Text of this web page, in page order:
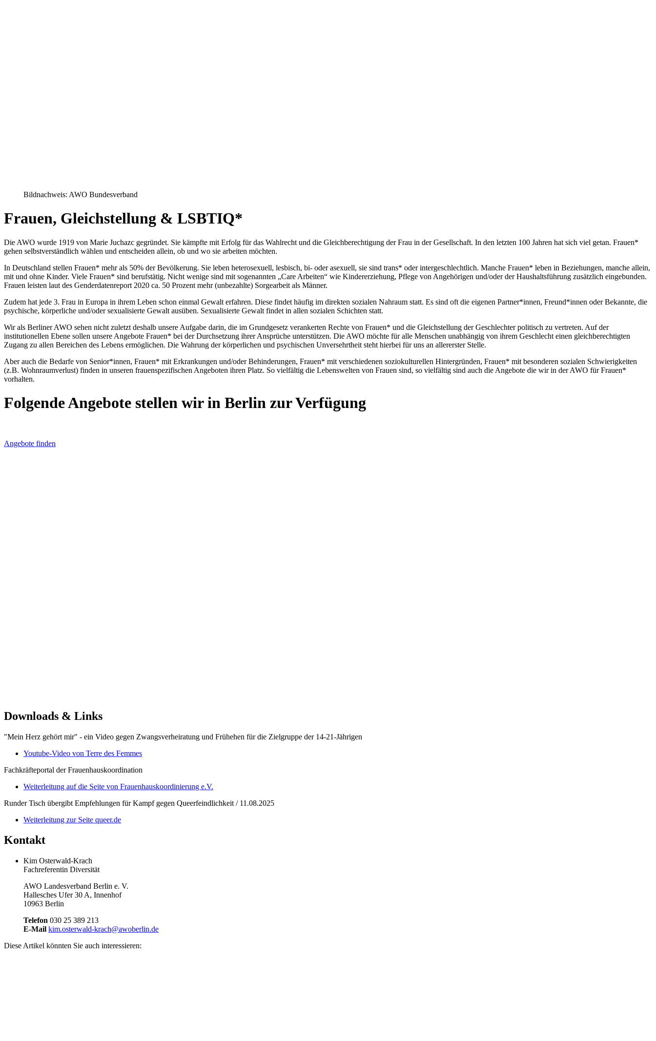
Bildnachweis: AWO Bundesverband
Frauen, Gleichstellung & LSBTIQ*
Die AWO wurde 1919 von Marie Juchazc gegründet. Sie kämpfte mit Erfolg für das Wahlrecht und die Gleichberechtigung der Frau in der Gesellschaft. In den letzten 100 Jahren hat sich viel getan. Frauen*
gehen selbstverständlich wählen und entscheiden allein, ob und wo sie arbeiten möchten.
In Deutschland stellen Frauen* mehr als 50% der Bevölkerung. Sie leben heterosexuell, lesbisch, bi- oder asexuell, sie sind trans* oder intergeschlechtlich. Manche Frauen* leben in Beziehungen, manche allein,
mit und ohne Kinder. Viele Frauen* sind berufstätig. Nicht wenige sind mit sogenannten „Care Arbeiten“ wie Kindererziehung, Pflege von Angehörigen und/oder der Haushaltsführung zusätzlich eingebunden.
Frauen leisten laut des Genderdatenreport 2020 ca. 50 Prozent mehr (unbezahlte) Sorgearbeit als Männer.
Zudem hat jede 3. Frau in Europa in ihrem Leben schon einmal Gewalt erfahren. Diese findet häufig im direkten sozialen Nahraum statt. Es sind oft die eigenen Partner*innen, Freund*innen oder Bekannte, die
psychische, körperliche und/oder sexualisierte Gewalt ausüben. Sexualisierte Gewalt findet in allen sozialen Schichten statt.
Wir als Berliner AWO sehen nicht zuletzt deshalb unsere Aufgabe darin, die im Grundgesetz verankerten Rechte von Frauen* und die Gleichstellung der Geschlechter politisch zu vertreten. Auf der
institutionellen Ebene sollen unsere Angebote Frauen* bei der Durchsetzung ihrer Ansprüche unterstützen. Die AWO möchte für alle Menschen unabhängig von ihrem Geschlecht einen gleichberechtigten
Zugang zu allen Bereichen des Lebens ermöglichen. Die Wahrung der körperlichen und psychischen Unversehrtheit steht hierbei für uns an allererster Stelle.
Aber auch die Bedarfe von Senior*innen, Frauen* mit Erkrankungen und/oder Behinderungen, Frauen* mit verschiedenen soziokulturellen Hintergründen, Frauen* mit besonderen sozialen Schwierigkeiten
(z.B. Wohnraumverlust) finden in unseren frauenspezifischen Angeboten ihren Platz. So vielfältig die Lebenswelten von Frauen sind, so vielfältig sind auch die Angebote die wir in der AWO für Frauen*
vorhalten.
Folgende Angebote stellen wir in Berlin zur Verfügung
Angebote finden
Downloads & Links
"Mein Herz gehört mir" - ein Video gegen Zwangsverheiratung und Frühehen für die Zielgruppe der 14-21-Jährigen
Youtube-Video von Terre des Femmes
Fachkräfteportal der Frauenhauskoordination
Weiterleitung auf die Seite von Frauenhauskoordinierung e.V.
Runder Tisch übergibt Empfehlungen für Kampf gegen Queer­feindlichkeit / 11.08.2025
Weiterleitung zur Seite queer.de
Kontakt
Kim Osterwald-Krach
Fachreferentin Diversität
AWO Landesverband Berlin e. V.
Hallesches Ufer 30 A, Innenhof
10963 Berlin
Telefon 030 25 389 213
E-Mail kim.osterwald-krach@awoberlin.de
Diese Artikel könnten Sie auch interessieren: